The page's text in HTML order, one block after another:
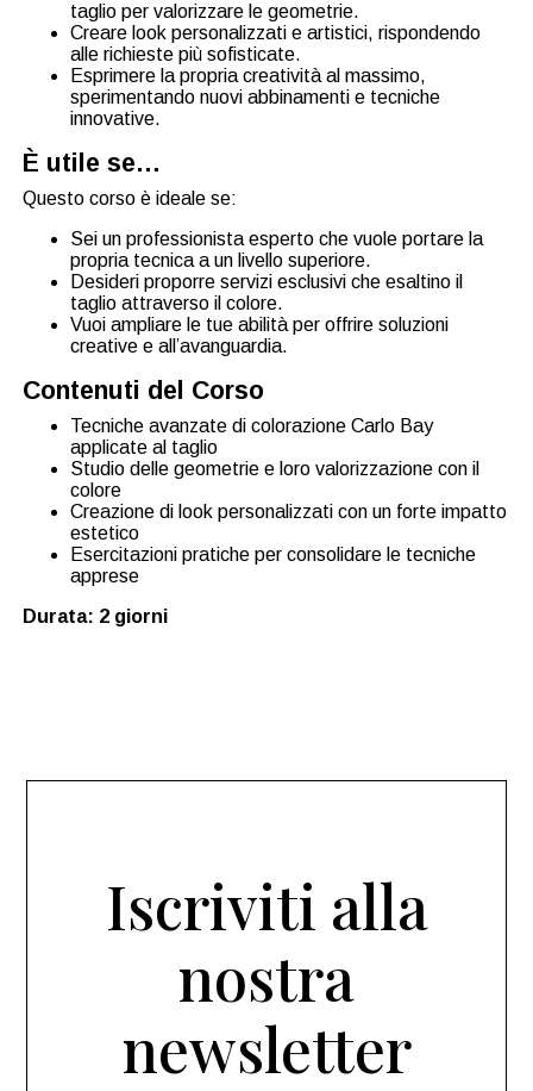
taglio per valorizzare le geometrie.
Creare look personalizzati e artistici, rispondendo
alle richieste più sofisticate.
Esprimere la propria creatività al massimo,
sperimentando nuovi abbinamenti e tecniche
innovative.
È utile se…
Questo corso è ideale se:
Sei un professionista esperto che vuole portare la
propria tecnica a un livello superiore.
Desideri proporre servizi esclusivi che esaltino il
taglio attraverso il colore.
Vuoi ampliare le tue abilità per offrire soluzioni
creative e all’avanguardia.
Contenuti del Corso
Tecniche avanzate di colorazione Carlo Bay
applicate al taglio
Studio delle geometrie e loro valorizzazione con il
colore
Creazione di look personalizzati con un forte impatto
estetico
Esercitazioni pratiche per consolidare le tecniche
apprese
Durata: 2 giorni
Iscriviti alla
nostra
newsletter